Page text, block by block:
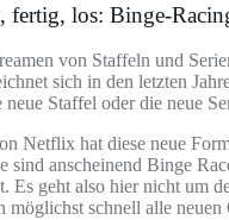
fertig, los: Binge-
von Staffeln und
sich in den letzten
Staffel oder die neue
Netflix hat diese neue
sind anscheinend Binge
Es geht also hier nicht um
möglichst schnell alle